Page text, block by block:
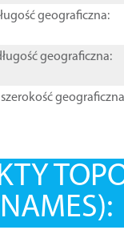
geograficzna:
geograficzna: